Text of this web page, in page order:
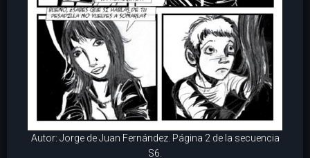
Autor: Jorge de Juan Fernández. Página 2 de la secuencia
S6.